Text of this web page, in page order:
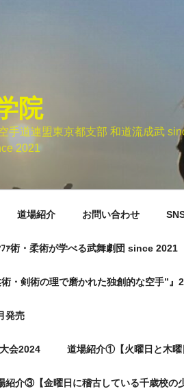
院
手道連盟東京都支部 和道流成武
2021
道場紹介 お問い合わせ
術・柔術が学べる武舞劇団 since 2021
・剣術の理で磨かれた独創的な空手”』
発売
会2024 道場紹介①【火曜日と木曜
紹介③【金曜日に稽古している千歳校の